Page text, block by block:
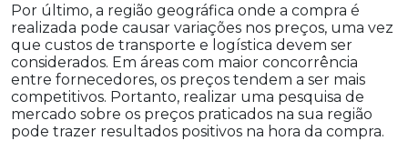
Por último, a região geográfica onde a compra é
realizada pode causar variações nos preços, uma vez
que custos de transporte e logística devem ser
considerados. Em áreas com maior concorrência
entre fornecedores, os preços tendem a ser mais
competitivos. Portanto, realizar uma pesquisa de
mercado sobre os preços praticados na sua região
pode trazer resultados positivos na hora da compra.